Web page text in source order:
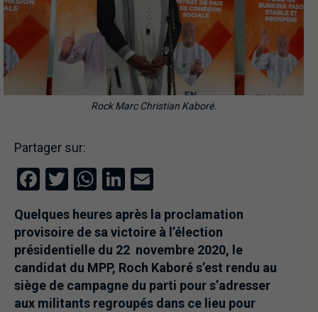
Rock Marc Christian Kaboré.
Partager sur:
Facebook
Twitter
WhatsApp
LinkedIn
Quelques heures après la proclamation
provisoire de sa victoire à l’élection
présidentielle du 22 novembre 2020, le
candidat du MPP, Roch Kaboré s’est rendu au
siège de campagne du parti pour s’adresser
aux militants regroupés dans ce lieu pour